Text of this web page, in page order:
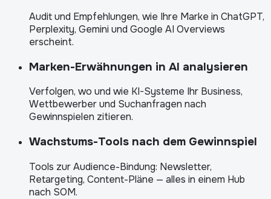
Audit und Empfehlungen, wie Ihre Marke in ChatGPT,
Perplexity, Gemini und Google AI Overviews
erscheint.
Marken-Erwähnungen in AI analysieren
Verfolgen, wo und wie KI-Systeme Ihr Business,
Wettbewerber und Suchanfragen nach
Gewinnspielen zitieren.
Wachstums-Tools nach dem Gewinnspiel
Tools zur Audience-Bindung: Newsletter,
Retargeting, Content-Pläne — alles in einem Hub
nach SOM.